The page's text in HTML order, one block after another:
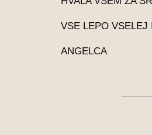
VSE LEPO VSELEJ
ANGELCA